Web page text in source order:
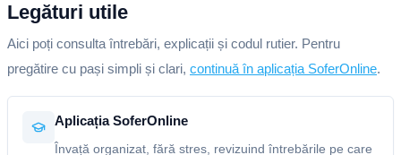
Legături utile
Aici poți consulta întrebări, explicații și codul rutier. Pentru
pregătire cu pași simpli și clari, continuă în aplicația SoferOnline.
Aplicația SoferOnline
Învață organizat, fără stres, revizuind întrebările pe care